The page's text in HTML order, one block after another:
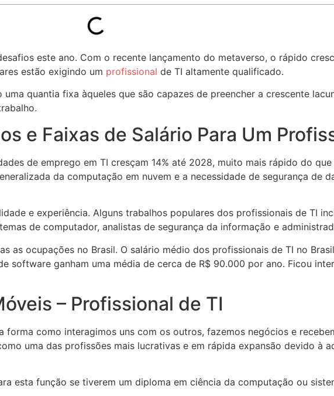
este ano. Com o recente lançamento do metaverso, o rápido
estão exigindo um profissional de TI altamente qualificado.
quantia fixa àqueles que são capazes de preencher a crescente
e Faixas de Salário Para Um
de emprego em TI cresçam 14% até 2028, muito mais rápido do
da computação em nuvem e a necessidade de segurança de
e experiência. Alguns trabalhos populares dos profissionais de TI
de computador, analistas de segurança da informação e
as ocupações no Brasil. O salário médio dos profissionais de TI no
software ganham uma média de cerca de R$ 90.000 por ano. Ficou
– Profissional de TI
como interagimos uns com os outros, fazemos negócios e
uma das profissões mais lucrativas e em rápida expansão devido à
esta função se tiverem um diploma em ciência da computação ou